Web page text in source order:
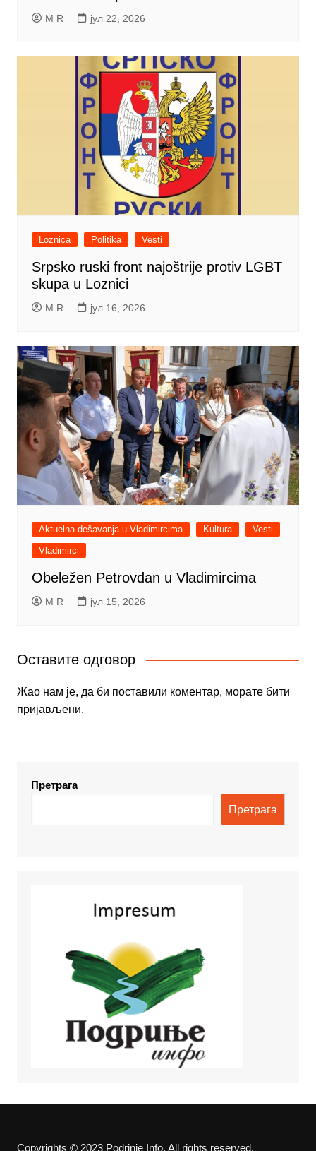
M R јул 22, 2026
Loznica Politika Vesti
Srpsko ruski front najoštrije protiv LGBT
skupa u Loznici
M R јул 16, 2026
Aktuelna dešavanja u Vladimircima Kultura
Vesti
Vladimirci
Obeležen Petrovdan u Vladimircima
M R јул 15, 2026
Оставите одговор
Жао нам је, да би поставили коментар, морате бити
пријављени.
Претрага
Претрага
Copyrights © 2023 Podrinje Info. All rights reserved.